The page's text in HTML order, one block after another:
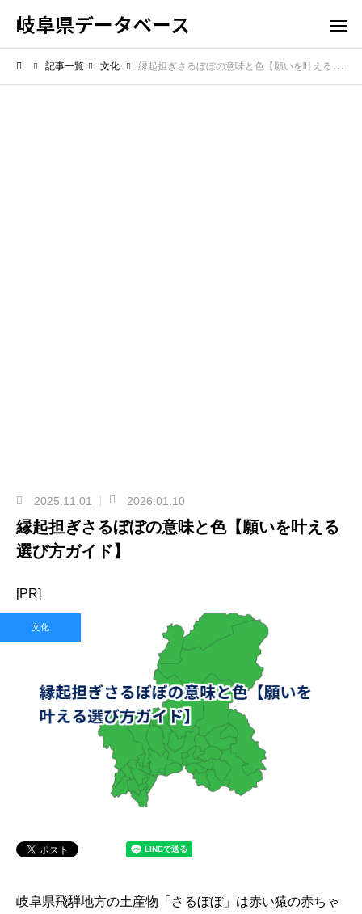
岐阜県データベース
記事一覧 文化 縁起担ぎさるぼぼの意味と色【願いを叶える選び方ガイド】
2025.11.01 2026.01.10
縁起担ぎさるぼぼの意味と色【願いを叶える
選び方ガイド】
[PR]
文化
岐阜県飛騨地方の土産物「さるぼぼ」は赤い猿の赤ちゃ